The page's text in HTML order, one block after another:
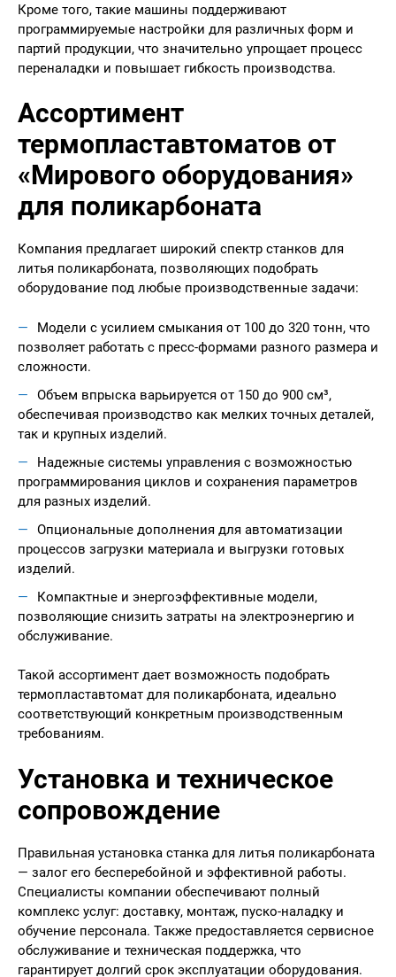
Кроме того, такие машины поддерживают
программируемые настройки для различных форм и
партий продукции, что значительно упрощает процесс
переналадки и повышает гибкость производства.
Ассортимент
термопластавтоматов от
«Мирового оборудования»
для поликарбоната
Компания предлагает широкий спектр станков для
литья поликарбоната, позволяющих подобрать
оборудование под любые производственные задачи:
Модели с усилием смыкания от 100 до 320 тонн, что
позволяет работать с пресс-формами разного размера и
сложности.
Объем впрыска варьируется от 150 до 900 см³,
обеспечивая производство как мелких точных деталей,
так и крупных изделий.
Надежные системы управления с возможностью
программирования циклов и сохранения параметров
для разных изделий.
Опциональные дополнения для автоматизации
процессов загрузки материала и выгрузки готовых
изделий.
Компактные и энергоэффективные модели,
позволяющие снизить затраты на электроэнергию и
обслуживание.
Такой ассортимент дает возможность подобрать
термопластавтомат для поликарбоната, идеально
соответствующий конкретным производственным
требованиям.
Установка и техническое
сопровождение
Правильная установка станка для литья поликарбоната
— залог его бесперебойной и эффективной работы.
Специалисты компании обеспечивают полный
комплекс услуг: доставку, монтаж, пуско-наладку и
обучение персонала. Также предоставляется сервисное
обслуживание и техническая поддержка, что
гарантирует долгий срок эксплуатации оборудования.